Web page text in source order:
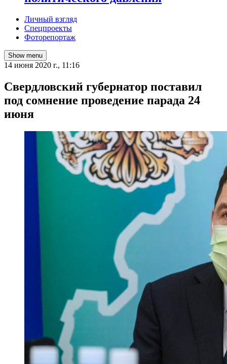
Личный взгляд
Спецпроекты
Фоторепортаж
Show menu
14 июня 2020 г., 11:16
Свердловский губернатор поставил
под сомнение проведение парада 24
июня